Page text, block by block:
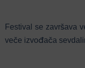
Festival se završava
veče izvođača